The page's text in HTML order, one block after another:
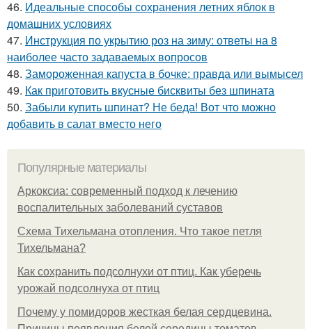
46. Идеальные способы сохранения летних яблок в
домашних условиях
47. Инструкция по укрытию роз на зиму: ответы на 8
наиболее часто задаваемых вопросов
48. Замороженная капуста в бочке: правда или вымысел
49. Как приготовить вкусные бисквиты без шпината
50. Забыли купить шпинат? Не беда! Вот что можно
добавить в салат вместо него
Популярные материалы
Аркоксиа: современный подход к лечению
воспалительных заболеваний суставов
Схема Тихельмана отопления. Что такое петля
Тихельмана?
Как сохранить подсолнухи от птиц. Как уберечь
урожай подсолнуха от птиц
Почему у помидоров жесткая белая сердцевина.